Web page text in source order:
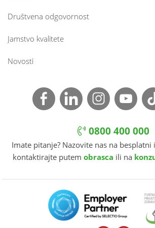
Društvena odgovornost
Jamstvo kvalitete
Novosti
0800 400 000
Imate pitanje? Nazovite nas na
kontaktirajte putem obrasca ili na